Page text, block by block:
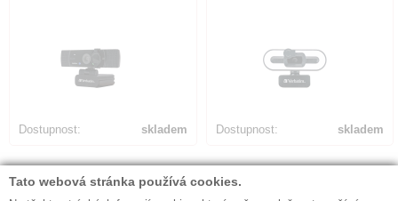
Dostupnost: skladem Dostupnost: skladem
Počet nalezených položek:40